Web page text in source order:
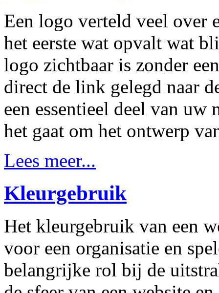
Een logo verteld veel over
het eerste wat opvalt wat
logo zichtbaar is zonder
direct de link gelegd naar
een essentieel deel van uw
het gaat om het ontwerp
Lees meer...
Kleurgebruik
Het kleurgebruik van een
voor een organisatie en
belangrijke rol bij de